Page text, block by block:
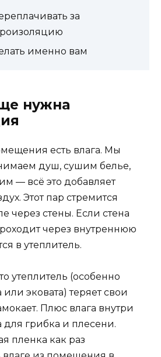
за
именно вам
нужна
есть влага. Мы
душ, сушим белье,
— всё это добавляет
Этот пар стремится
через стены. Если стена
через внутреннюю
в утеплитель.
утеплитель (особенно
эковата) теряет свои
Плюс влага внутри
для грибка и плесени.
пленка как раз